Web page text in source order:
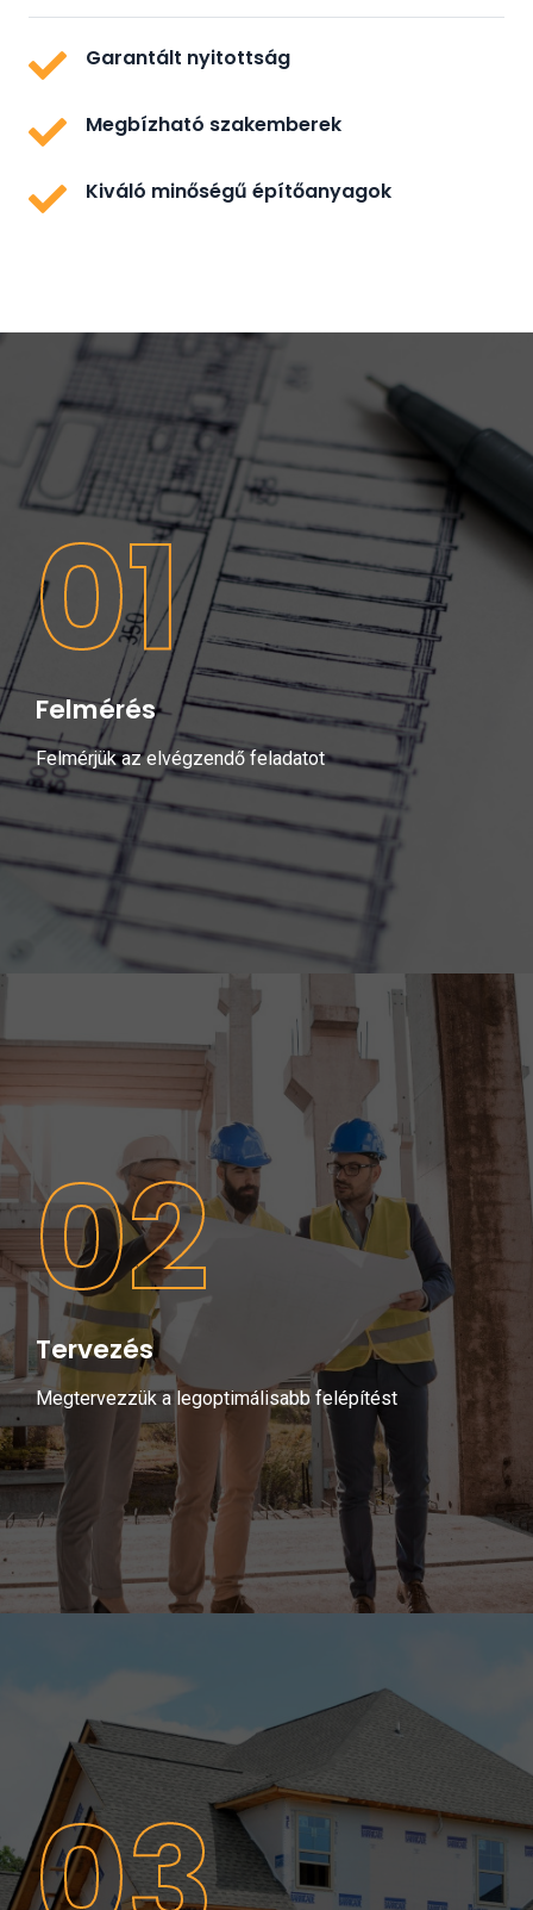
Garantált nyitottság
Megbízható szakemberek
Kiváló minőségű építőanyagok
01
Felmérés
Felmérjük az elvégzendő feladatot
02
Tervezés
Megtervezzük a legoptimálisabb felépítést